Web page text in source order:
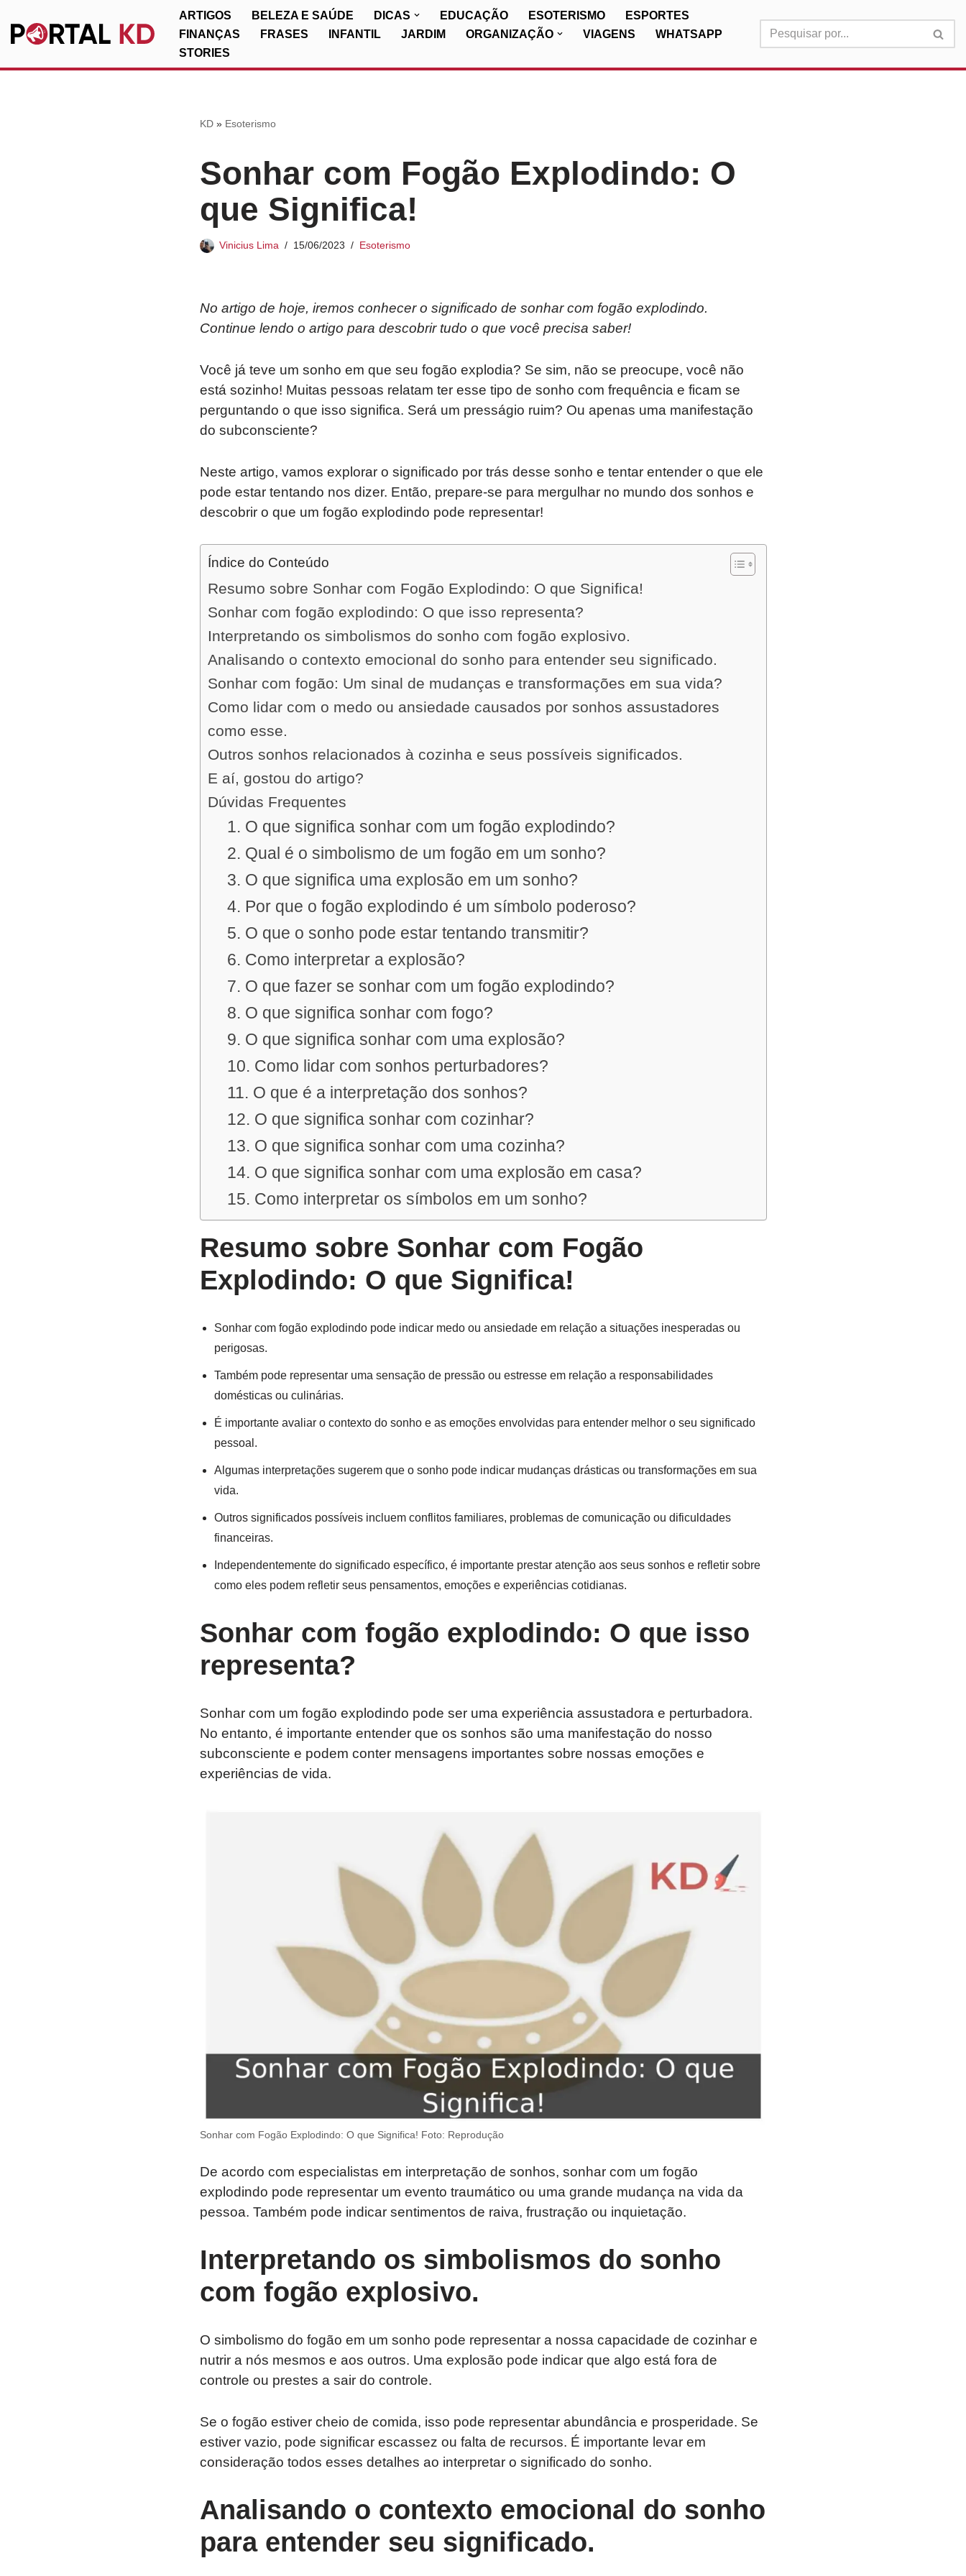
Pular
ARTIGOS BELEZA E SAÚDE DICAS EDUCAÇÃO ESOTERISMO
ESPORTES
FINANÇAS
FRASES INFANTIL JARDIM ORGANIZAÇÃO VIAGENS
WHATSAPP
STORIES
KD» Esoterismo
Sonhar com Fogão Explodindo: O
que Significa!
Vinicius Lima 15/06/2023 Esoterismo
No artigo de hoje, iremos conhecer o significado de sonhar com fogão explodindo.
Continue lendo o artigo para descobrir tudo o que você precisa saber!
Você já teve um sonho em que seu fogão explodia? Se sim, não se preocupe, você não
está sozinho! Muitas pessoas relatam ter esse tipo de sonho com frequência e ficam se
perguntando o que isso significa. Será um presságio ruim? Ou apenas uma manifestação
do subconsciente?
Neste artigo, vamos explorar o significado por trás desse sonho e tentar entender o que ele
pode estar tentando nos dizer. Então, prepare-se para mergulhar no mundo dos sonhos e
descobrir o que um fogão explodindo pode representar!
Índice do Conteúdo
Resumo sobre Sonhar com Fogão Explodindo: O que Significa!
Sonhar com fogão explodindo: O que isso representa?
Interpretando os simbolismos do sonho com fogão explosivo.
Analisando o contexto emocional do sonho para entender seu significado.
Sonhar com fogão: Um sinal de mudanças e transformações em sua vida?
Como lidar com o medo ou ansiedade causados por sonhos assustadores
como esse.
Outros sonhos relacionados à cozinha e seus possíveis significados.
E aí, gostou do artigo?
Dúvidas Frequentes
1. O que significa sonhar com um fogão explodindo?
2. Qual é o simbolismo de um fogão em um sonho?
3. O que significa uma explosão em um sonho?
4. Por que o fogão explodindo é um símbolo poderoso?
5. O que o sonho pode estar tentando transmitir?
6. Como interpretar a explosão?
7. O que fazer se sonhar com um fogão explodindo?
8. O que significa sonhar com fogo?
9. O que significa sonhar com uma explosão?
10. Como lidar com sonhos perturbadores?
11. O que é a interpretação dos sonhos?
12. O que significa sonhar com cozinhar?
13. O que significa sonhar com uma cozinha?
14. O que significa sonhar com uma explosão em casa?
15. Como interpretar os símbolos em um sonho?
Resumo sobre Sonhar com Fogão
Explodindo: O que Significa!
Sonhar com fogão explodindo pode indicar medo ou ansiedade em relação a situações inesperadas ou
perigosas.
Também pode representar uma sensação de pressão ou estresse em relação a responsabilidades
domésticas ou culinárias.
É importante avaliar o contexto do sonho e as emoções envolvidas para entender melhor o seu significado
pessoal.
Algumas interpretações sugerem que o sonho pode indicar mudanças drásticas ou transformações em sua
vida.
Outros significados possíveis incluem conflitos familiares, problemas de comunicação ou dificuldades
financeiras.
Independentemente do significado específico, é importante prestar atenção aos seus sonhos e refletir sobre
como eles podem refletir seus pensamentos, emoções e experiências cotidianas.
Sonhar com fogão explodindo: O que isso
representa?
Sonhar com um fogão explodindo pode ser uma experiência assustadora e perturbadora.
No entanto, é importante entender que os sonhos são uma manifestação do nosso
subconsciente e podem conter mensagens importantes sobre nossas emoções e
experiências de vida.
Sonhar com Fogão Explodindo: O que Significa! Foto: Reprodução
De acordo com especialistas em interpretação de sonhos, sonhar com um fogão
explodindo pode representar um evento traumático ou uma grande mudança na vida da
pessoa. Também pode indicar sentimentos de raiva, frustração ou inquietação.
Interpretando os simbolismos do sonho
com fogão explosivo.
O simbolismo do fogão em um sonho pode representar a nossa capacidade de cozinhar e
nutrir a nós mesmos e aos outros. Uma explosão pode indicar que algo está fora de
controle ou prestes a sair do controle.
Se o fogão estiver cheio de comida, isso pode representar abundância e prosperidade. Se
estiver vazio, pode significar escassez ou falta de recursos. É importante levar em
consideração todos esses detalhes ao interpretar o significado do sonho.
Analisando o contexto emocional do sonho
para entender seu significado.